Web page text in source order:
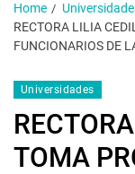
Home
RECTORA LILIA
FUNCIONARIOS DE
Universidades
TOMA